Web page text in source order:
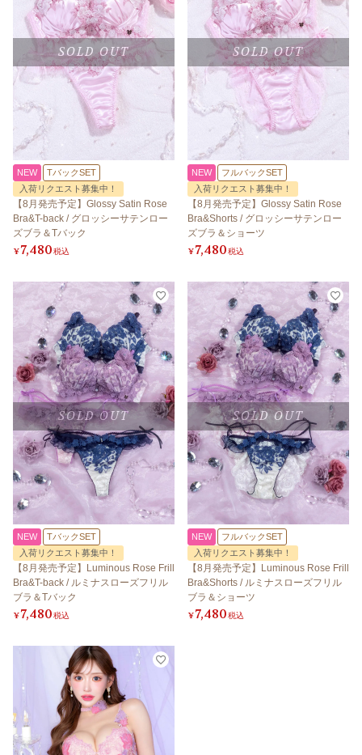
SOLD OUT
NEW
TバックSET
入荷リクエスト募集中！
【8月発売予定】Glossy Satin Rose
Bra&T-back / グロッシーサテンロー
ズブラ＆Tバック
¥7,480税込
SOLD OUT
NEW
フルバックSET
入荷リクエスト募集中！
【8月発売予定】Glossy Satin Rose
Bra&Shorts / グロッシーサテンロー
ズブラ＆ショーツ
¥7,480税込
SOLD OUT
NEW
TバックSET
入荷リクエスト募集中！
【8月発売予定】Luminous Rose Frill
Bra&T-back / ルミナスローズフリル
ブラ＆Tバック
¥7,480税込
SOLD OUT
NEW
フルバックSET
入荷リクエスト募集中！
【8月発売予定】Luminous Rose Frill
Bra&Shorts / ルミナスローズフリル
ブラ＆ショーツ
¥7,480税込